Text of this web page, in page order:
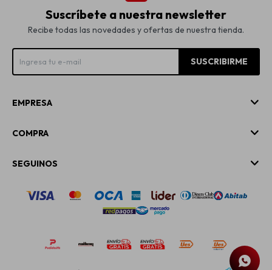
Suscríbete a nuestra newsletter
Recibe todas las novedades y ofertas de nuestra tienda.
SUSCRIBIRME
EMPRESA
COMPRA
SEGUINOS